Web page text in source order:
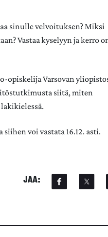
sinulle velvoituksen? Miksi
Vastaa kyselyyn ja kerro
opiskelija Varsovan
siitä, miten
siihen voi vastata 16.12. asti.
JAA: